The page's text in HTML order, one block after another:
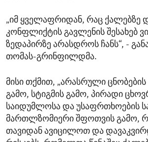
„იმ ყველაფრიდან, რაც ქალებზე
კონფლიქტის გავლენის შესახებ
ზედაპირზე არასდროს ჩანს“, -
თომას-გრინფილდმა.
მისი თქმით, „არასრული
გამო, სტიგმის გამო, პირადი
საიდუმლოსა და უსაფრთხოების
მართლზომიერი შფოთვის გამო,
თავიდან ავიცილოთ და